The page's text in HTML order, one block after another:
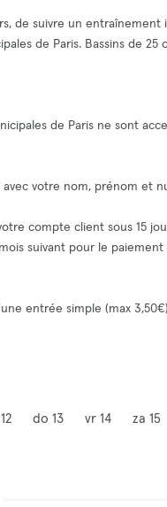
de suivre un
de Paris. Bassins de
de Paris ne sont
votre nom, prénom et
compte client sous 15
suivant pour le
entrée simple (max
do 13 vr 14 za 15